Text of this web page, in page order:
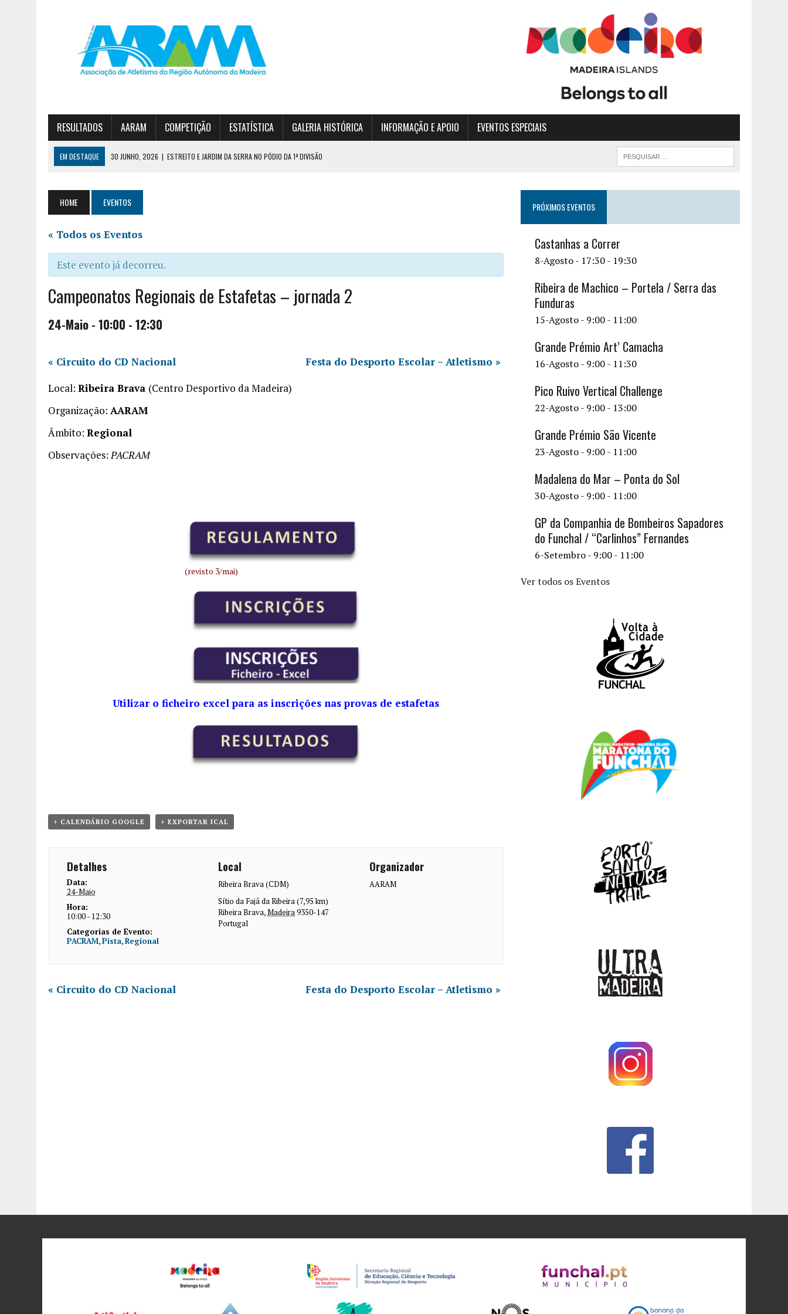
RESULTADOS AARAM COMPETIÇÃO ESTATÍSTICA GALERIA HISTÓRICA INFORMAÇÃO E APOIO EVENTOS ESPECIAIS
EM DESTAQUE 30 JUNHO, 2026 | ESTREITO E JARDIM DA SERRA NO PÓDIO DA 1ª DIVISÃO
HOME EVENTOS
« Todos os Eventos
Este evento já decorreu.
Campeonatos Regionais de Estafetas – jornada 2
24-Maio - 10:00 - 12:30
« Circuito do CD Nacional Festa do Desporto Escolar – Atletismo »
Local: Ribeira Brava (Centro Desportivo da Madeira)
Organização: AARAM
Âmbito: Regional
Observações:PACRAM
(revisto 3/mai)
Utilizar o ficheiro excel para as inscrições nas provas de estafetas
+ CALENDÁRIO GOOGLE + EXPORTAR ICAL
Detalhes
Data:
24-Maio
Hora:
10:00 - 12:30
Categorias de Evento:
PACRAM,Pista,Regional
Local
Ribeira Brava (CDM)
Sítio da Fajã da Ribeira (7,95 km)
Ribeira Brava,Madeira9350-147
Portugal
Organizador
AARAM
« Circuito do CD Nacional Festa do Desporto Escolar – Atletismo »
PRÓXIMOS EVENTOS
Castanhas a Correr
8-Agosto - 17:30- 19:30
Ribeira de Machico – Portela / Serra das
Funduras
15-Agosto - 9:00- 11:00
Grande Prémio Art’ Camacha
16-Agosto - 9:00- 11:30
Pico Ruivo Vertical Challenge
22-Agosto - 9:00- 13:00
Grande Prémio São Vicente
23-Agosto - 9:00- 11:00
Madalena do Mar – Ponta do Sol
30-Agosto - 9:00- 11:00
GP da Companhia de Bombeiros Sapadores
do Funchal / “Carlinhos” Fernandes
6-Setembro - 9:00- 11:00
Ver todos os Eventos